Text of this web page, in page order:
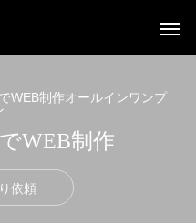
CARD
WEB制作オールインワンプ
でWEB制作
依頼